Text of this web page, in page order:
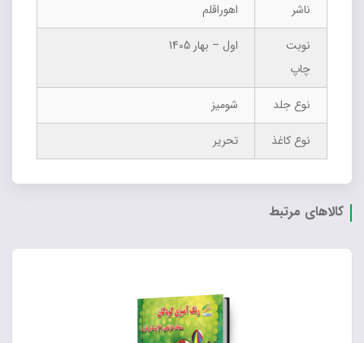
ناشر
اهوراقلم
نوبت
چاپ
اول – بهار 1405
نوع جلد
شومیز
نوع کاغذ
تحریر
کالاهای مرتبط